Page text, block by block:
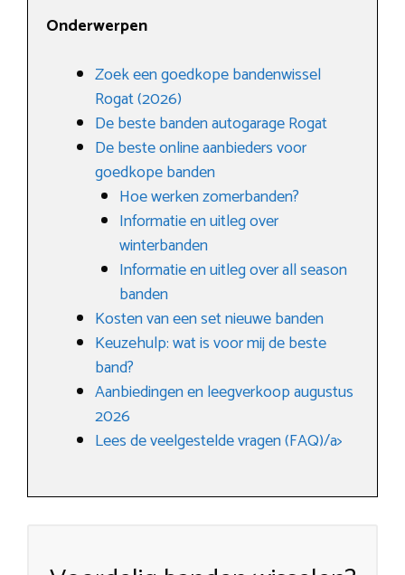
Onderwerpen
Zoek een goedkope bandenwissel
Rogat (2026)
De beste banden autogarage Rogat
De beste online aanbieders voor
goedkope banden
Hoe werken zomerbanden?
Informatie en uitleg over
winterbanden
Informatie en uitleg over all season
banden
Kosten van een set nieuwe banden
Keuzehulp: wat is voor mij de beste
band?
Aanbiedingen en leegverkoop augustus
2026
Lees de veelgestelde vragen (FAQ)/a>